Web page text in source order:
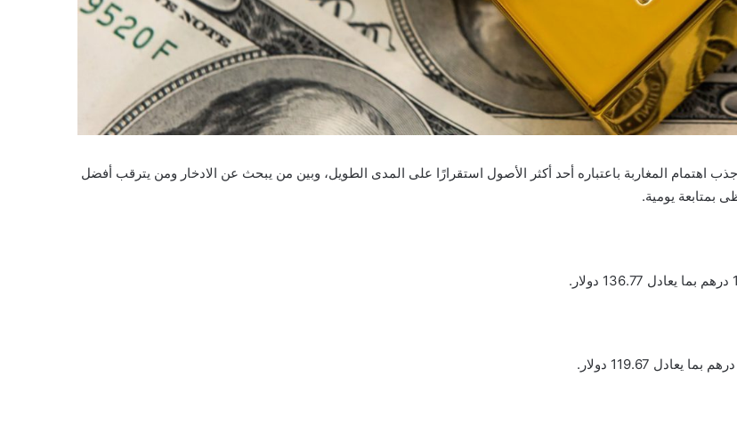
اهتمام المغاربة باعتباره أحد أكثر الأصول استقرارًا على المدى الطويل، وبين من يبحث عن الادخار ومن يترقب أفضل
بمتابعة يومية.